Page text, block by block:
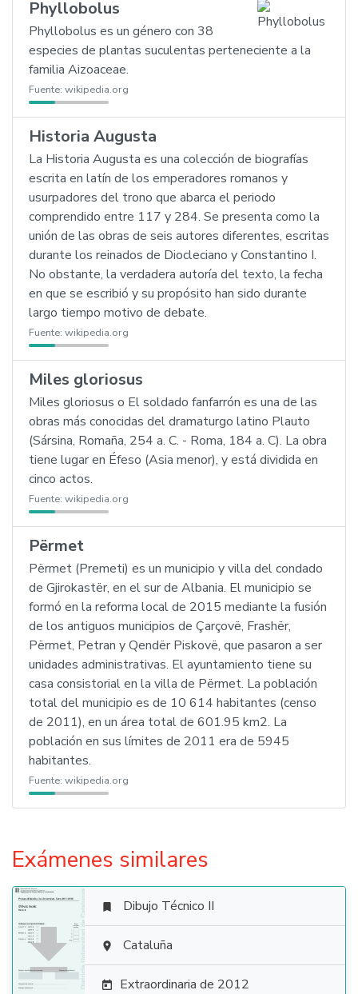
Phyllobolus
Phyllobolus es un género con 38
especies de plantas suculentas perteneciente a la
familia Aizoaceae.
Fuente: wikipedia.org
Historia Augusta
La Historia Augusta es una colección de biografías
escrita en latín de los emperadores romanos y
usurpadores del trono que abarca el periodo
comprendido entre 117 y 284. Se presenta como la
unión de las obras de seis autores diferentes, escritas
durante los reinados de Diocleciano y Constantino I.
No obstante, la verdadera autoría del texto, la fecha
en que se escribió y su propósito han sido durante
largo tiempo motivo de debate.
Fuente: wikipedia.org
Miles gloriosus
Miles gloriosus o El soldado fanfarrón es una de las
obras más conocidas del dramaturgo latino Plauto
(Sársina, Romaña, 254 a. C. - Roma, 184 a. C). La obra
tiene lugar en Éfeso (Asia menor), y está dividida en
cinco actos.
Fuente: wikipedia.org
Përmet
Përmet (Premeti) es un municipio y villa del condado
de Gjirokastër, en el sur de Albania. El municipio se
formó en la reforma local de 2015 mediante la fusión
de los antiguos municipios de Çarçovë, Frashër,
Përmet, Petran y Qendër Piskovë, que pasaron a ser
unidades administrativas. El ayuntamiento tiene su
casa consistorial en la villa de Përmet. La población
total del municipio es de 10 614 habitantes (censo
de 2011), en un área total de 601.95 km2. La
población en sus límites de 2011 era de 5945
habitantes.
Fuente: wikipedia.org
Exámenes similares

 Dibujo Técnico II
 Cataluña
 Extraordinaria de 2012